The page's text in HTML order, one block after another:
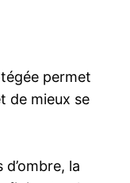
permet
de mieux se
la